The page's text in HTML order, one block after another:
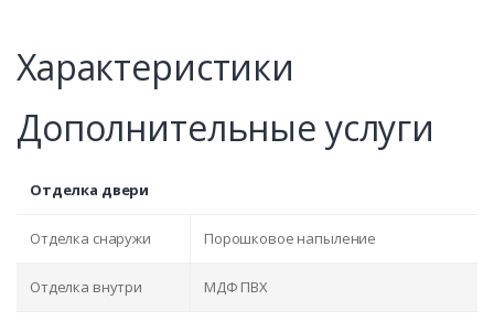
Характеристики
Дополнительные услуги
Отделка двери
Отделка снаружи Порошковое напыление
Отделка внутри МДФ ПВХ